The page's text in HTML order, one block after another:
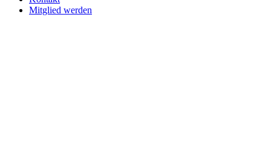
Mitglied werden